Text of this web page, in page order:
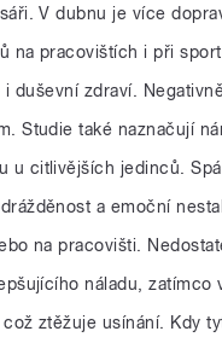
V dubnu je více
na pracovištích i při
duševní zdraví.
Studie také naznačují
u citlivějších jedinců.
a emoční
na pracovišti.
náladu, zatímco
ztěžuje usínání. Kdy